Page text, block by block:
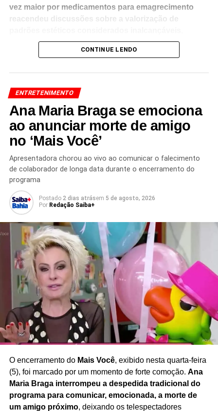
vez maior por medicamentos para emagrecimento
reacendeu discussões sobre a valorização de
especialmente para as mulheres.
expectativas de aparência acompanha sua trajetória
profissional desde o início da carreira.
importância de fortalecer o respeito às diferentes
formas de corpo e de combater cobranças estéticas
que afetam a autoestima e a saúde emocional.
O tema tem gerado amplo debate no meio artístico e nas
redes sociais, especialmente diante da crescente procura
por medicamentos utilizados para perda de peso.
Especialistas apontam que o uso desses tratamentos
deve ocorrer apenas com
indicação clínica, evitando riscos à saúde e o uso
indiscriminado.
Com sua declaração, Leandra Leal reforça a
necessidade de ampliar o debate sobre imagem
corporal, saúde e bem-estar, defendendo uma
sociedade que valorize a diversidade e reduza a pressão
estética sobre mulheres de diferentes idades e perfis.
Redação Saiba+
CONTINUE LENDO
ENTRETENIMENTO
Ana Maria Braga se emociona
ao anunciar morte de amigo
no ‘Mais Você’
Apresentadora chorou ao vivo ao comunicar o falecimento
de colaborador de longa data durante o encerramento do
programa
Postado 2 dias atrásem 5 de agosto, 2026
Por Redação Saiba+
O encerramento do Mais Você, exibido nesta quarta-feira
(5), foi marcado por um momento de forte comoção. Ana
Maria Braga interrompeu a despedida tradicional do
programa para comunicar, emocionada, a morte de
um amigo próximo, deixando os telespectadores